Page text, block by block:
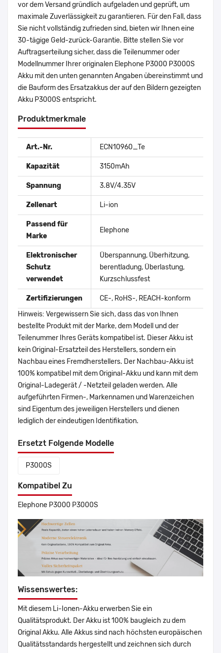
vor dem Versand gründlich aufgeladen und geprüft, um
maximale Zuverlässigkeit zu garantieren. Für den Fall, dass
Sie nicht vollständig zufrieden sind, bieten wir Ihnen eine
30-tägige Geld-zurück-Garantie. Bitte stellen Sie vor
Auftragserteilung sicher, dass die Teilenummer oder
Modellnummer Ihrer originalen Elephone P3000 P3000S
Akku mit den unten genannten Angaben übereinstimmt und
die Bauform des Ersatzakkus der auf den Bildern gezeigten
Akku P3000S entspricht.
Produktmerkmale
Art.-Nr. ECN10960_Te
Kapazität 3150mAh
Spannung 3.8V/4.35V
Zellenart Li-ion
Passend für
Marke
Elephone
Elektronischer
Schutz
verwendet
Überspannung, Überhitzung,
berentladung, Überlastung,
Kurzschlussfest
Zertifizierungen
CE-, RoHS-, REACH-konform
Hinweis: Vergewissern Sie sich, dass das von Ihnen
bestellte Produkt mit der Marke, dem Modell und der
Teilenummer Ihres Geräts kompatibel ist. Dieser Akku ist
kein Original-Ersatzteil des Herstellers, sondern ein
Nachbau eines Fremdherstellers. Der Nachbau-Akku ist
100% kompatibel mit dem Original-Akku und kann mit dem
Original-Ladegerät / -Netzteil geladen werden. Alle
aufgeführten Firmen-, Markennamen und Warenzeichen
sind Eigentum des jeweiligen Herstellers und dienen
lediglich der eindeutigen Identifikation.
Ersetzt Folgende Modelle
P3000S
Kompatibel Zu
Elephone P3000 P3000S
Wissenswertes:
Mit diesem Li-Ionen-Akku erwerben Sie ein
Qualitätsprodukt. Der Akku ist 100% baugleich zu dem
Original Akku. Alle Akkus sind nach höchsten europäischen
Qualitätsstandards hergestellt und zeichnen sich durch